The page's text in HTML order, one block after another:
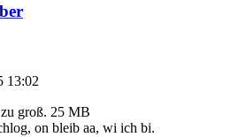
13:02
groß. 25 MB
on bleib aa, wi ich bi.